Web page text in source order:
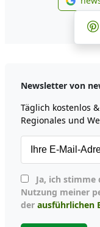
Newsletter von
Täglich kostenlos
Regionales und
Nutzung meiner
der ausführlichen